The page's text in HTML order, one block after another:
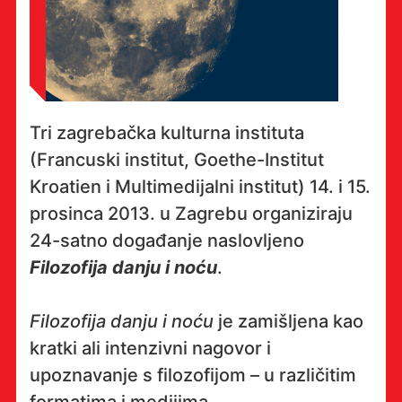
Tri zagrebačka kulturna instituta
(Francuski institut, Goethe-Institut
Kroatien i Multimedijalni institut) 14. i 15.
prosinca 2013. u Zagrebu organiziraju
24-satno događanje naslovljeno
Filozofija danju i noću.
Filozofija danju i noću je zamišljena kao
kratki ali intenzivni nagovor i
upoznavanje s filozofijom – u različitim